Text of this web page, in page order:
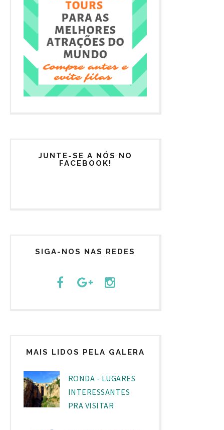
JUNTE-SE A NÓS NO
FACEBOOK!
SIGA-NOS NAS REDES
MAIS LIDOS PELA GALERA
RONDA - LUGARES
INTERESSANTES
PRA VISITAR